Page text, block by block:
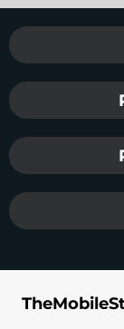
Sidfot